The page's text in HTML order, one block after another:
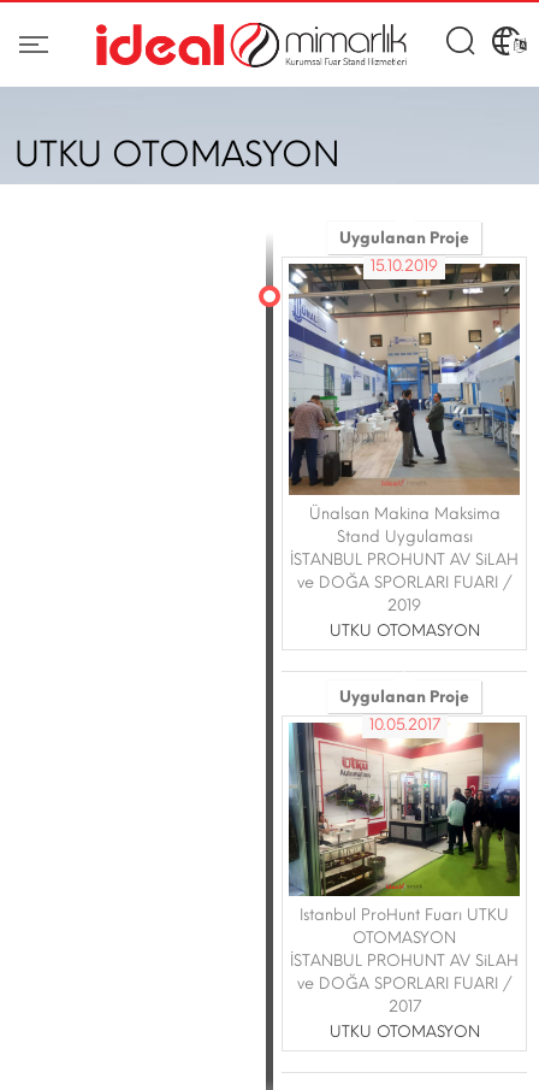
UTKU OTOMASYON
Uygulanan Proje
15.10.2019
Ünalsan Makina Maksima
Stand Uygulaması
İSTANBUL PROHUNT AV SiLAH
ve DOĞA SPORLARI FUARI /
2019
UTKU OTOMASYON
Uygulanan Proje
10.05.2017
Istanbul ProHunt Fuarı UTKU
OTOMASYON
İSTANBUL PROHUNT AV SiLAH
ve DOĞA SPORLARI FUARI /
2017
UTKU OTOMASYON